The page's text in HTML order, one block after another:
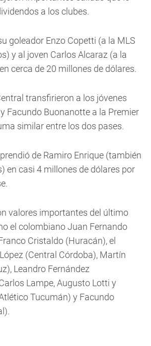
a los clubes.
goleador Enzo Copetti (a la MLS
y al joven Carlos Alcaraz (a la
cerca de 20 millones de dólares.
transfirieron a los jóvenes
Facundo Buonanotte a la Premier
similar entre los dos pases.
de Ramiro Enrique (también
en casi 4 millones de dólares por
valores importantes del último
el colombiano Juan Fernando
Cristaldo (Huracán), el
(Central Córdoba), Martín
Leandro Fernández
Lampe, Augusto Lotti y
Tucumán) y Facundo